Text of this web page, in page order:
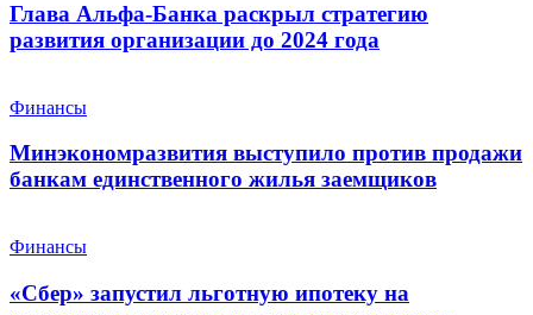
Глава Альфа-Банка раскрыл стратегию
развития организации до 2024 года
Финансы
Минэкономразвития выступило против продажи
банкам единственного жилья заемщиков
Финансы
«Сбер» запустил льготную ипотеку на